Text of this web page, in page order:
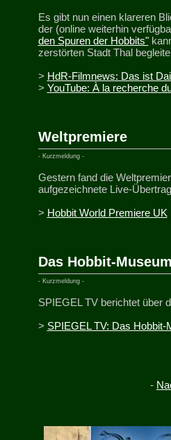
Es gibt nun einen klareren
der (online weiterhin
den Spuren der Hobbits"
zerstörten Stadt Thal
> HdR-Filmnews: Das ist
> YouTube: À la recherche
Weltpremiere
- Kurzmeldung -
Gestern fand die
aufgezeichnete Live-
> Hobbit World Premiere UK
Das Hobbit-
- Kurzmeldung -
SPIEGEL TV berichtet über
> SPIEGEL TV: Das Hobbit-
-